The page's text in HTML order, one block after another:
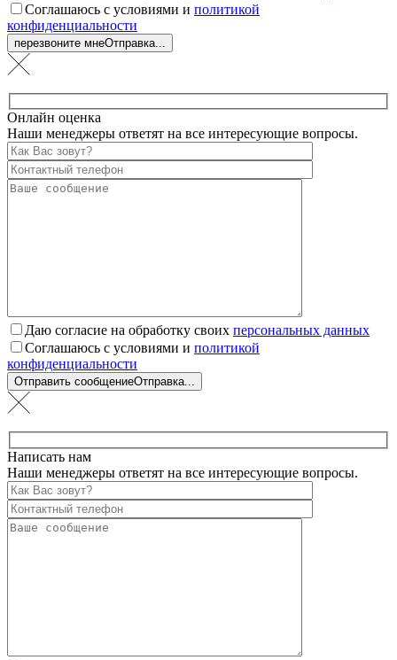
Соглашаюсь с условиями и политикой
конфиденциальности
перезвоните мнеОтправка...
Онлайн оценка
Наши менеджеры ответят на все интересующие вопросы.
Даю согласие на обработку своих персональных данных
Соглашаюсь с условиями и политикой
конфиденциальности
Отправить сообщениеОтправка...
Написать нам
Наши менеджеры ответят на все интересующие вопросы.